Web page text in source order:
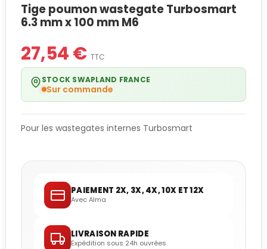
Tige poumon wastegate Turbosmart
6.3 mm x 100 mm M6
27,54 € TTC
STOCK SWAPLAND FRANCE
Sur commande
Pour les wastegates internes Turbosmart
PAIEMENT 2X, 3X, 4X, 10X ET 12X
Avec Alma
LIVRAISON RAPIDE
Expédition sous 24h ouvrées